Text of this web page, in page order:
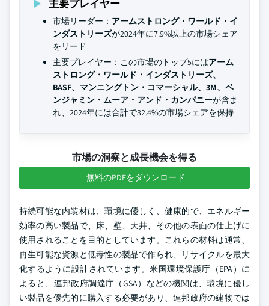
主要プレイヤー
市場リーダー： アームストロング・ワールド・イ
ンダストリーズが2024年に7.9%以上の市場シェア
をリード
主要プレイヤー：この市場のトップ5にはアーム
ストロング・ワールド・インダストリーズ、
BASF、マンニングトン・コマーシャル、3M、ベ
ンジャミン・ムーア・アンド・カンパニーが含ま
れ、2024年には合計で32.4%の市場シェアを保持
市場の洞察と成長機会を得る
無料のPDFをダウンロード
持続可能な内装材は、環境に優しく、健康的で、エネルギー
効率の高い製品で、床、壁、天井、その他の表面の仕上げに
使用されることを目的としています。これらの材料は通常、
再生可能な資源と低毒性の製品で作られ、リサイクルを最大
化するように設計されています。米国環境保護庁（EPA）に
よると、連邦政府調達庁（GSA）などの機関は、環境に優し
い製品を優先的に購入する必要があり、連邦政府の建物では